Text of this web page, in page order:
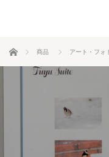
ホーム 商品 アート・フォ